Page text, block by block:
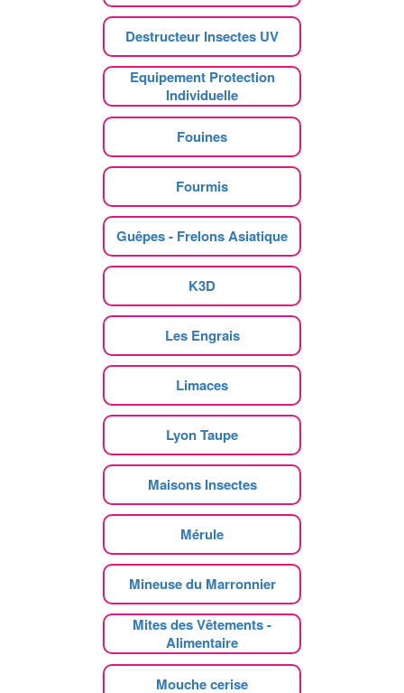
Destructeur Insectes UV
Equipement Protection
Individuelle
Fouines
Fourmis
Guêpes - Frelons Asiatique
K3D
Les Engrais
Limaces
Lyon Taupe
Maisons Insectes
Mérule
Mineuse du Marronnier
Mites des Vêtements -
Alimentaire
Mouche cerise